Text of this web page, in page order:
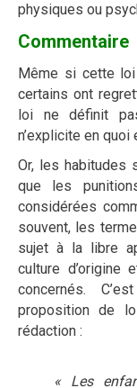
physiques ou
Commentaire
Même si cette
certains ont
loi ne définit
n’explicite en
Or, les habitudes
que les
considérées
souvent, les
sujet à la libre
culture d’origine
concernés.
proposition de
rédaction :
« Les